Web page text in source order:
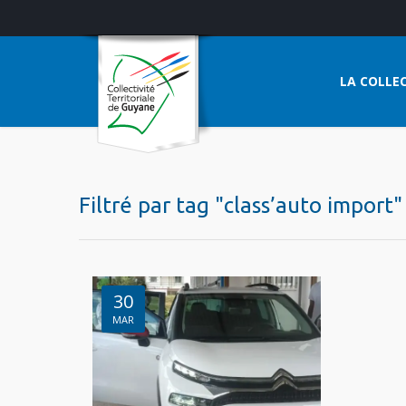
LA
Filtré par tag "class’auto import"
30
MAR